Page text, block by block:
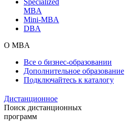
MBA
Mini-MBA
DBA
О MBA
Все о бизнес-образовании
Дополнительное образование
Подключайтесь к каталогу
Дистанционное
Поиск дистанционных
программ